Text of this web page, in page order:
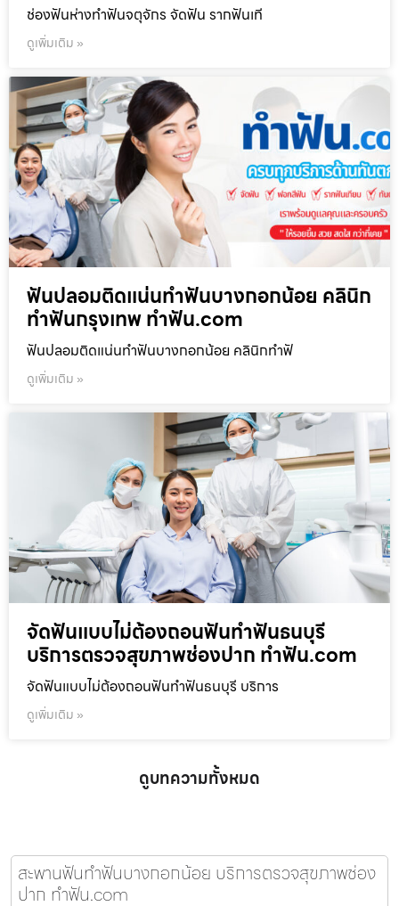
ช่องฟันห่างทำฟันจตุจักร จัดฟัน รากฟันเที
ดูเพิ่มเติม »
ฟันปลอมติดแน่นทำฟันบางกอกน้อย คลินิก
ทำฟันกรุงเทพ ทำฟัน.com
ฟันปลอมติดแน่นทำฟันบางกอกน้อย คลินิกทำฟั
ดูเพิ่มเติม »
จัดฟันแบบไม่ต้องถอนฟันทำฟันธนบุรี
บริการตรวจสุขภาพช่องปาก ทำฟัน.com
จัดฟันแบบไม่ต้องถอนฟันทำฟันธนบุรี บริการ
ดูเพิ่มเติม »
ดูบทความทั้งหมด
สะพานฟันทำฟันบางกอกน้อย บริการตรวจสุขภาพช่อง
ปาก ทำฟัน.com